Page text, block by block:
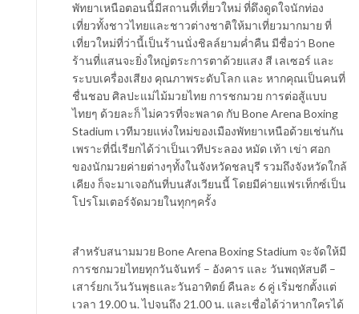
พัทยาเหนือตอนนี้มีสถานที่เที่ยวใหม่ ที่ดึงดูดใจนักท่อง
เที่ยวทั้งชาวไทยและชาวต่างชาติให้มาเที่ยวมากมาย ที่
เที่ยวใหม่ที่ว่านี้เป็นร้านนั่งชิลล์ยามค่ำคืน มีชื่อว่า Bone
ร้านที่แสนจะยิ่งใหญ่ตระการตาด้วยแสง สี เลเซอร์ และ
ระบบเครื่องเสียง คุณภาพระดับโลก และ หากคุณเป็นคนที่
ชื่นชอบ ศิลปะแม่ไม้มวยไทย การชกมวย การต่อสู้แบบ
ไทยๆ ด้วยละก็ ไม่ควรที่จะพลาด กับ Bone Arena Boxing
Stadium เวทีมวยแห่งใหม่ของเมืองพัทยาเหนือด้วยเช่นกัน
เพราะที่นี่เรียกได้ว่าเป็นเวทีประลอง หมัด เท้า เข่า ศอก
ของนักมวยค่ายต่างๆทั้งในจังหวัดชลบุรี รวมถึงจังหวัดใกล้
เคียง ก็จะมาเจอกันที่บนสังเวียนนี้ โดยมีค่ายแฟรเท็กซ์เป็น
โปรโมเตอร์จัดมวยในทุกๆครั้ง
สำหรับสนามมวย Bone Arena Boxing Stadium จะจัดให้มี
การชกมวยไทยทุกวันจันทร์ – อังคาร และ วันพฤหัสบดี –
เสาร์ยกเว้นวันพุธและวันอาทิตย์ คืนละ 6 คู่ เริ่มชกตั้งแต่
เวลา 19.00 น. ไปจนถึง 21.00 น. และเชื่อได้ว่าหากใครได้